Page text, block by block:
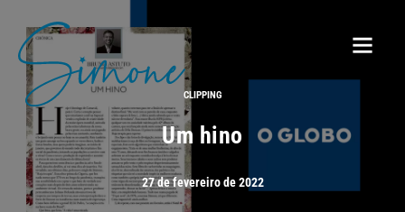
CLIPPING
Um hino
27 de fevereiro de 2022